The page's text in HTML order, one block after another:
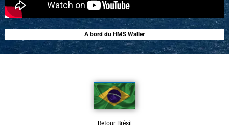
A bord du HMS Waller
Retour Brésil